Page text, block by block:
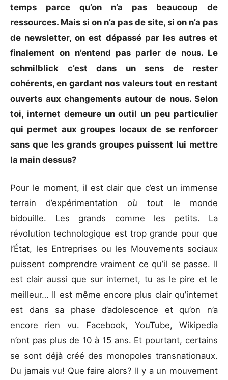
temps parce qu’on n’a pas beaucoup de
ressources. Mais si on n’a pas de site, si on n’a pas
de newsletter, on est dépassé par les autres et
finalement on n’entend pas parler de nous. Le
schmilblick c’est dans un sens de rester
cohérents, en gardant nos valeurs tout en restant
ouverts aux changements autour de nous. Selon
toi, internet demeure un outil un peu particulier
qui permet aux groupes locaux de se renforcer
sans que les grands groupes puissent lui mettre
la main dessus?
Pour le moment, il est clair que c’est un immense
terrain d’expérimentation où tout le monde
bidouille. Les grands comme les petits. La
révolution technologique est trop grande pour que
l’État, les Entreprises ou les Mouvements sociaux
puissent comprendre vraiment ce qu’il se passe. Il
est clair aussi que sur internet, tu as le pire et le
meilleur… Il est même encore plus clair qu’internet
est dans sa phase d’adolescence et qu’on n’a
encore rien vu. Facebook, YouTube, Wikipedia
n’ont pas plus de 10 à 15 ans. Et pourtant, certains
se sont déjà créé des monopoles transnationaux.
Du jamais vu! Que faire alors? Il y a un mouvement